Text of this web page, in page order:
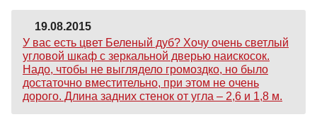
19.08.2015
У вас есть цвет Беленый дуб? Хочу очень светлый
угловой шкаф с зеркальной дверью наискосок.
Надо, чтобы не выглядело громоздко, но было
достаточно вместительно, при этом не очень
дорого. Длина задних стенок от угла – 2,6 и 1,8 м.